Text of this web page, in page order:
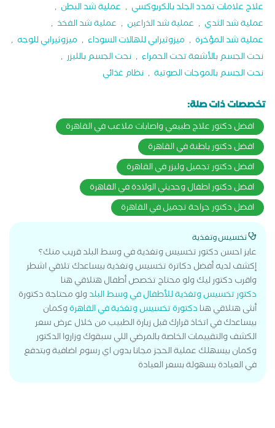
علاج علامات تمدد الجلد بالكربوكسي , عملية شد البطن ,
عملية شد الثدي , عملية شد الذراعين , عملية شد الفخذ ,
عملية شد المؤخرة , ميزوثيرابي للهالات السوداء , ميزوثيرابي للوجه ,
نحت الجسم بالأشعة تحت الحمراء , نحت الجسم بالليزر ,
نحت الجسم بالموجات الصوتية , نظام غذائي
تخصصات ذات صلة:
افضل دكتور علاج طبيعي واصابات ملاعب في القاهرة
افضل دكتور باطنة في القاهرة
افضل دكتور تجميل وليزر في القاهرة
افضل دكتور اطفال وحديثي الولادة في القاهرة
افضل دكتور جراحة تجميل في القاهرة
تخسيس وتغذية
عايز احسن دكتور تخسيس وتغذية في وسط البلد قريب منك؟
إكشف لديه أفضل دكاترة تخسيس وتغذية بيساعدك تلاقي اشطر
واقرب دكتور ليك ولو محتاج تخصص أطفال هتلاقي هنا
دكتور تخسيس وتغذية للأطفال في وسط البلدولو محتاجة دكتورة
أنثى هتلاقي هنا دكتورة تخسيس وتغذية في القاهرةوكمان
بيساعدك في اتخاذ قرارك قبل زيارة الطبيب من خلال عرض سعر
الكشف والتقييمات الخاصة بالمرضي اللي سبقوك وزاروا الدكتور
وكمان بيسهلك عملية الحجز مجانا بدون اي رسوم اضافية وبتدفع
في العيادة بسهولة بسعر العيادة